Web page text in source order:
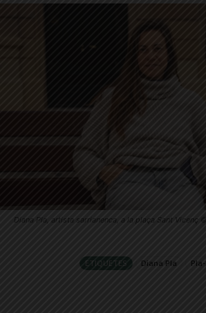
Diana Pla, artista sarrianenca, a la plaça Sant Vicenç
ETIQUETES Diana Pla